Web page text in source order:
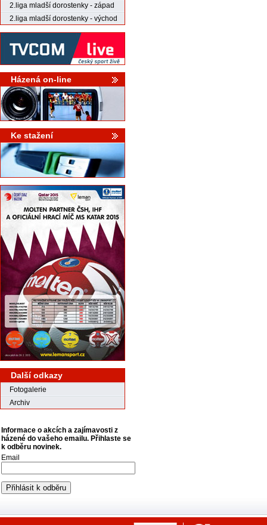
2.liga mladší dorostenky - západ
2.liga mladší dorostenky - východ
Házená on-line
Ke stažení
Další odkazy
Fotogalerie
Archiv
Informace o akcích a zajímavosti z
házené do vašeho emailu. Přihlaste se
k odběru novinek.
Email